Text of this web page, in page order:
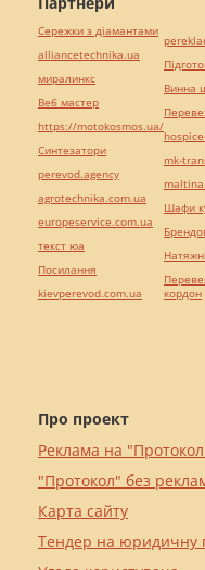
Про проект
Реклама на
"Протокол" без
Карта сайту
Тендер на юридичну
Сережки з діамантами
alliancetechnika.ua
миралинкс
Веб мастер
https://motokosmos.ua/
Синтезатори
perevod.agency
agrotechnika.com.ua
europeservice.com.ua
текст юа
Посилання
kievperevod.com.ua
Винна
mk-
Шафи
кордон